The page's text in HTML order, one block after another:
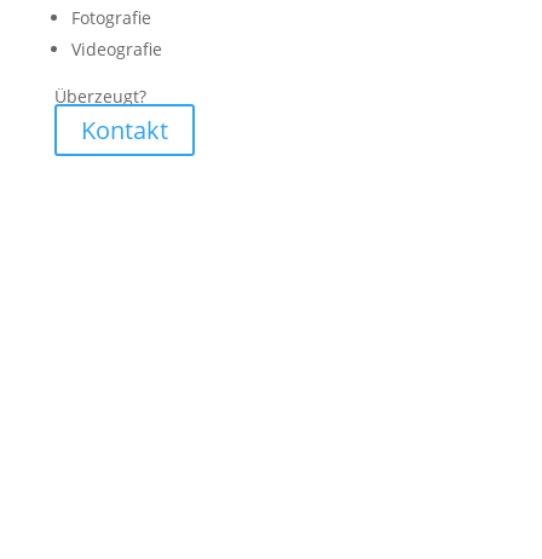
Fotografie
Videografie
Überzeugt?
Kontakt